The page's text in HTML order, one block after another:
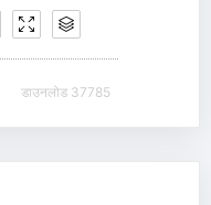
डाउनलोड 37785